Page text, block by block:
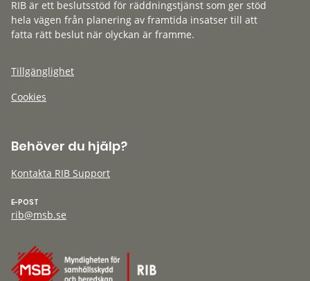
RIB är ett beslutsstöd för räddningstjänst som ger stöd
hela vägen från planering av framtida insatser till att
fatta rätt beslut när olyckan är framme.
Tillgänglighet
Cookies
Behöver du hjälp?
Kontakta RIB Support
E-POST
rib@msb.se